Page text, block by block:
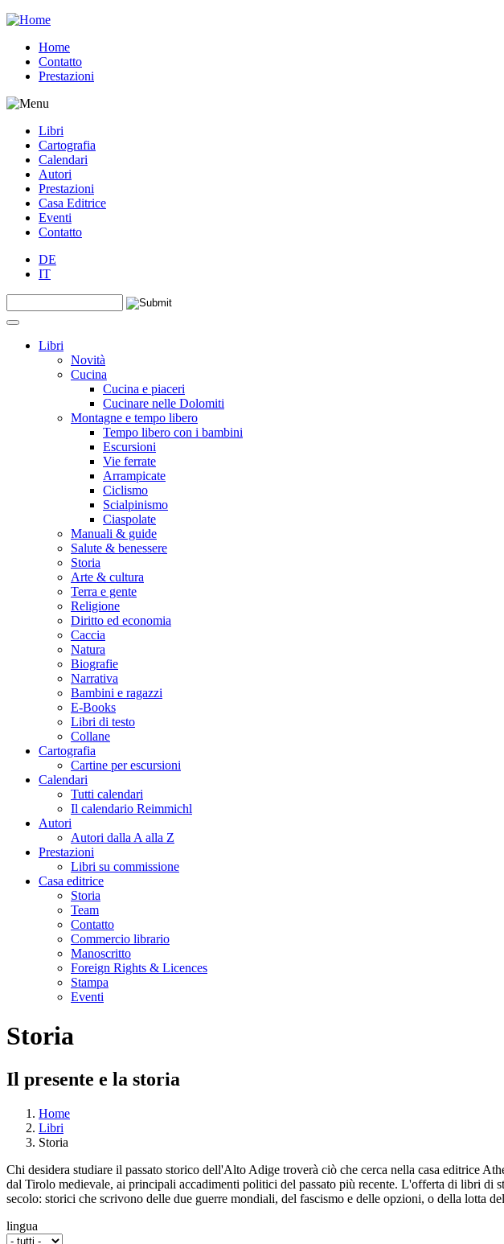
Jump to navigation
Home
Contatto
Prestazioni
Libri
Cartografia
Calendari
Autori
Prestazioni
Casa Editrice
Eventi
Contatto
DE
IT
Form di ricerca
Libri
Novità
Cucina
Cucina e piaceri
Cucinare nelle Dolomiti
Montagne e tempo libero
Tempo libero con i bambini
Escursioni
Vie ferrate
Arrampicate
Ciclismo
Scialpinismo
Ciaspolate
Manuali & guide
Salute & benessere
Storia
Arte & cultura
Terra e gente
Religione
Diritto ed economia
Caccia
Natura
Biografie
Narrativa
Bambini e ragazzi
E-Books
Libri di testo
Collane
Cartografia
Cartine per escursioni
Calendari
Tutti calendari
Il calendario Reimmichl
Autori
Autori dalla A alla Z
Prestazioni
Libri su commissione
Casa editrice
Storia
Team
Contatto
Commercio librario
Manoscritto
Foreign Rights & Licences
Stampa
Eventi
Storia
Il presente e la storia
Tu sei qui
Home
Libri
Storia
Chi desidera studiare il passato storico dell'Alto Adige troverà ciò che cerca nella casa editrice
dal Tirolo medievale, ai principali accadimenti politici del passato più recente. L'offerta di libri di
secolo: storici che scrivono delle due guerre mondiali, del fascismo e delle opzioni, o della lotta
lingua